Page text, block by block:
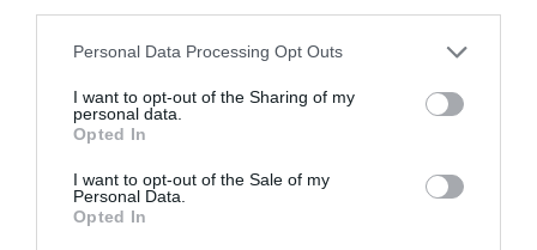
Please note that this website/app uses one or more Google
not limited to your visit or usage behaviour. You may click to
grant or deny consent to Google and its third-party tags to
use your data for below specified purposes in below Google
consent section.
Personal Data Processing Opt Outs
I want to opt-out of the Sharing of my
personal data.
Opted In
I want to opt-out of the Sale of my
Personal Data.
Opted In
Probléma jelentése Te vagy a tulajdonos?